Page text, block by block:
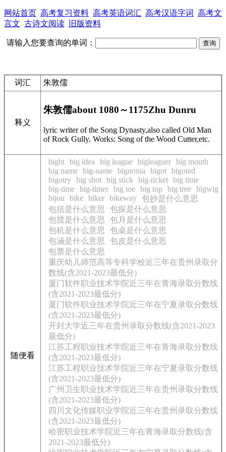
网站首页 高考复习资料 高考英语词汇 高考汉语字词 高考文
言文 古诗文阅读 旧版资料
请输入您要查询的单词：
词汇 朱敦儒
释义
朱敦儒about 1080～1175Zhu Dunru
lyric writer of the Song Dynasty,also called Old Man
of Rock Gully. Works: Song of the Wood Cutter,etc.
随便看
bight big idea big league bigleaguer big mouth
big name big-name bignonia bigot bigoted
bigotry big shot big stick big-ticket big time
big-time big-timer big toe big top big tree bigwig
bijou
bike biker bikeway 包抄是什么意思
包括是什么意思
包探是什么意思
包揽是什么意思
包月是什么意思
包机是什么意思
包桌是什么意思
包涵是什么意思
包皮是什么意思
包票是什么意思
重庆幼儿师范高等专科学校近三年在贵州录取分
数线(含2021-2023最低分)
厦门软件职业技术学院近三年在青海录取分数线
(含2021-2023最低分)
厦门软件职业技术学院近三年在宁夏录取分数线
(含2021-2023最低分)
开封大学近三年在贵州录取分数线(含2021-2023
最低分)
江苏工程职业技术学院近三年在青海录取分数线
(含2021-2023最低分)
江苏工程职业技术学院近三年在宁夏录取分数线
(含2021-2023最低分)
广州卫生职业技术学院近三年在贵州录取分数线
(含2021-2023最低分)
四川文化传媒职业学院近三年在贵州录取分数线
(含2021-2023最低分)
哈密职业技术学院近三年在青海录取分数线(含
2021-2023最低分)